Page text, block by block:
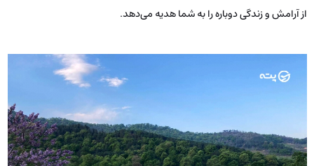
از آرامش و زندگی دوباره را به شما هدیه می‌دهد.